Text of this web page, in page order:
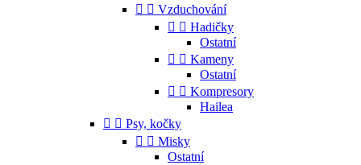
  Vzduchování
  Hadičky
Ostatní
  Kameny
Ostatní
  Kompresory
Hailea
  Psy, kočky
  Misky
Ostatní